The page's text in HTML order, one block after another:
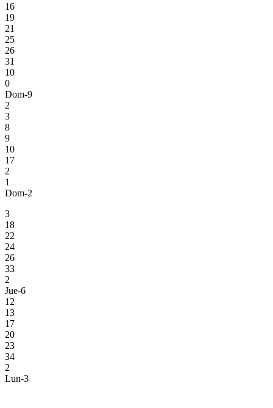
16
19
21
25
26
31
10
0
Dom-9
2
3
8
9
10
17
2
1
Dom-2
3
18
22
24
26
33
2
Jue-6
12
13
17
20
23
34
2
Lun-3